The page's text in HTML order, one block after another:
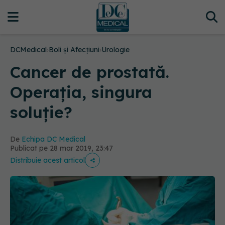
DCMedical›Boli și Afecțiuni›Urologie
Cancer de prostată.
Operația, singura
soluție?
De Echipa DC Medical
Publicat pe 28 mar 2019, 23:47
Distribuie acest articol